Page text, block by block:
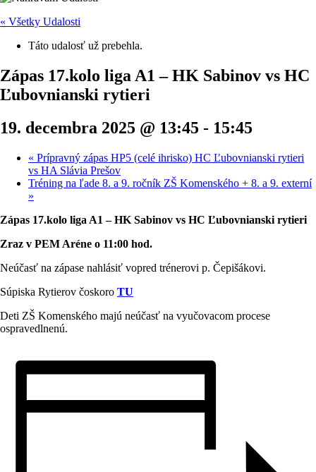
« Všetky Udalosti
Táto udalosť už prebehla.
Zápas 17.kolo liga A1 – HK Sabinov vs HC
Ľubovnianski rytieri
19. decembra 2025 @ 13:45 - 15:45
« Prípravný zápas HP5 (celé ihrisko) HC Ľubovnianski rytieri
vs HA Slávia Prešov
Tréning na ľade 8. a 9. ročník ZŠ Komenského + 8. a 9. externí
»
Zápas 17.kolo liga A1 – HK Sabinov vs HC Ľubovnianski rytieri
Zraz v PEM Aréne o 11:00 hod.
Neúčasť na zápase nahlásiť vopred trénerovi p. Čepišákovi.
Súpiska Rytierov čoskoro TU
Deti ZŠ Komenského majú neúčasť na vyučovacom procese
ospravedlnenú.